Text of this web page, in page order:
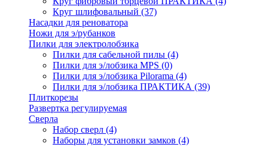
Круг шлифовальный (37)
Насадки для реноватора
Ножи для э/рубанков
Пилки для электролобзика
Пилки для сабельной пилы (4)
Пилки для э/лобзика MPS (0)
Пилки для э/лобзика Pilorama (4)
Пилки для э/лобзика ПРАКТИКА (39)
Плиткорезы
Развертка регулируемая
Сверла
Набор сверл (4)
Наборы для установки замков (4)